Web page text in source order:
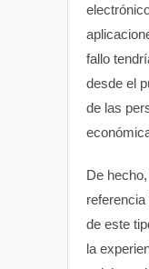
fallo
desde el
de las
De hecho,
de este
la